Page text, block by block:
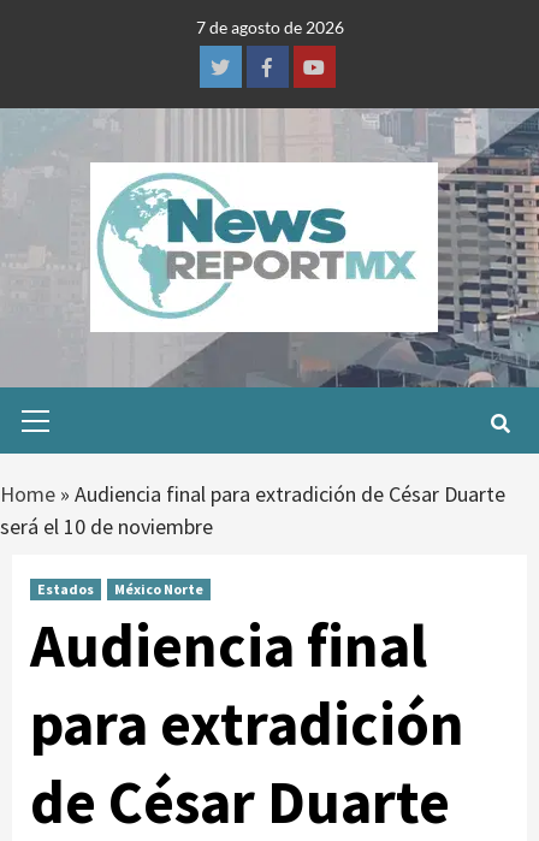
7 de agosto de 2026
TwitterFacebookYoutube
Menu
Home » Audiencia final para extradición de César Duarte
será el 10 de noviembre
Estados México Norte
Audiencia final
para extradición
de César Duarte